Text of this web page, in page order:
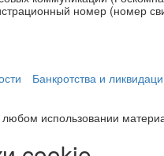
номер (номер
Банкротства и
использовании